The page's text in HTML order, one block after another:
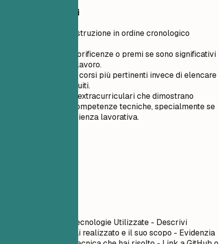
Consigli rapidi
Elenca la tua istruzione in ordine cronologico
Includi solo onorificenze o premi se sono significativi
e pertinenti al lavoro.
Riassumi i tuoi corsi più pertinenti invece di elencare
tutti i corsi seguiti.
Includi attività extracurriculari che dimostrano
leadership o competenze tecniche, specialmente se
hai poca esperienza lavorativa.
| Tecnologie Utilizzate - Descrivi
brevemente cosa hai realizzato e il suo scopo - Evidenzia